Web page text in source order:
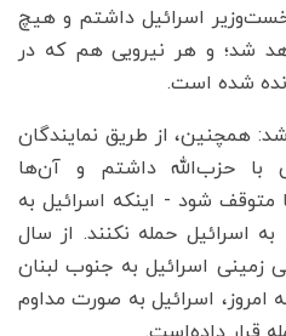
اسرائیل داشتم و هیچ
شد؛ و هر نیرویی هم که در
شده است.
همچنین، از طریق نمایندگان
با حزب‌الله داشتم و آن‌ها
متوقف شود - اینکه اسرائیل به
اسرائیل حمله نکنند. از سال
زمینی اسرائیل به جنوب لبنان
داد، تا به امروز، اسرائیل به صورت مداوم